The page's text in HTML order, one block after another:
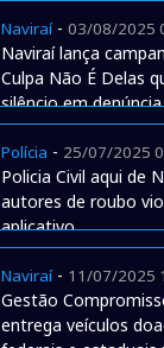
Naviraí-03/08/2025
Naviraí lança
Culpa Não É Delas
silêncio em denúncia
Polícia - 25/07/2025
Policia Civil aqui de
autores de roubo
aplicativo
Naviraí- 11/07/2025
Gestão
entrega veículos